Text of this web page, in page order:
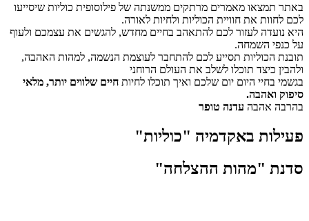
באתר תמצאו מאמרים מרתקים ממשנתה של פילוסופית כוליות שיסייעו
לכם לחוות את חוויית הכוליות ולחיות לאורה.
היא נועדה לעזור לכם להתאהב בחיים מחדש, להגשים את עצמכם ולעוף
על כנפי השמחה.
תובנת הכוליות תסייע לכם להתחבר לעוצמת הנשמה, למהות האהבה,
ולהבין כיצד תוכלו לשלב את העולם הרוחני
בגשמי בחיי היום יום שלכם ואיך תוכלו לחיות חיים שלווים יותר, מלאי
סיפוק ואהבה.
בהרבה אהבה עדנה טופר
פעילות באקדמיה "כוליות"
סדנת "מהות ההצלחה"